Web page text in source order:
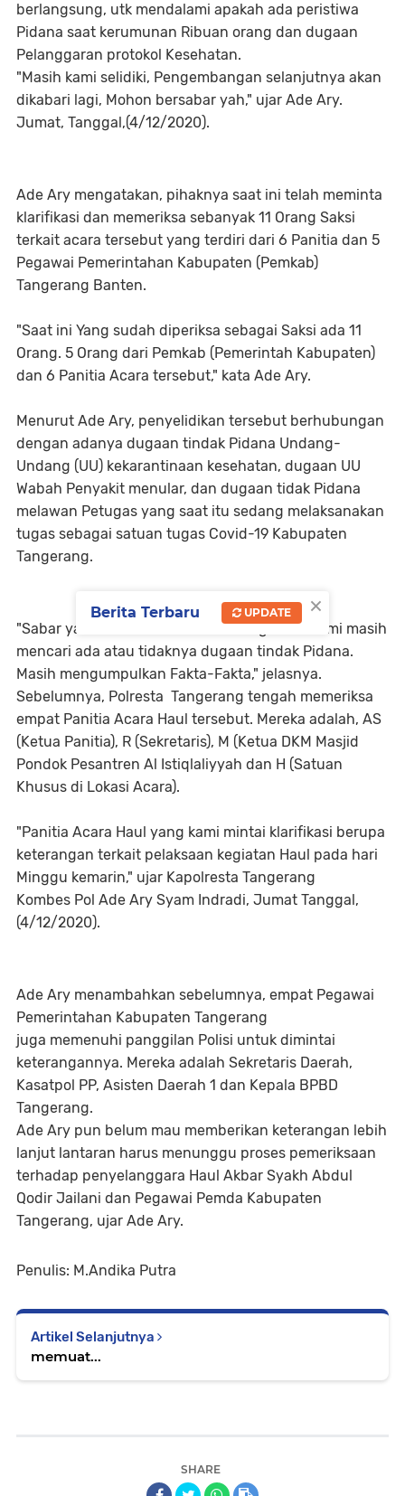
berlangsung, utk mendalami apakah ada peristiwa
Pidana saat kerumunan Ribuan orang dan dugaan
Pelanggaran protokol Kesehatan.
"Masih kami selidiki, Pengembangan selanjutnya akan
dikabari lagi, Mohon bersabar yah," ujar Ade Ary.
Jumat, Tanggal,(4/12/2020).
Ade Ary mengatakan, pihaknya saat ini telah meminta
klarifikasi dan memeriksa sebanyak 11 Orang Saksi
terkait acara tersebut yang terdiri dari 6 Panitia dan 5
Pegawai Pemerintahan Kabupaten (Pemkab)
Tangerang Banten.
"Saat ini Yang sudah diperiksa sebagai Saksi ada 11
Orang. 5 Orang dari Pemkab (Pemerintah Kabupaten)
dan 6 Panitia Acara tersebut," kata Ade Ary.
Menurut Ade Ary, penyelidikan tersebut berhubungan
dengan adanya dugaan tindak Pidana Undang-
Undang (UU) kekarantinaan kesehatan, dugaan UU
Wabah Penyakit menular, dan dugaan tidak Pidana
melawan Petugas yang saat itu sedang melaksanakan
tugas sebagai satuan tugas Covid-19 Kabupaten
Tangerang.
"Sabar yah, semua masih dalam rangkaian, kami masih
mencari ada atau tidaknya dugaan tindak Pidana.
Masih mengumpulkan Fakta-Fakta," jelasnya.
Sebelumnya, Polresta Tangerang tengah memeriksa
empat Panitia Acara Haul tersebut. Mereka adalah, AS
(Ketua Panitia), R (Sekretaris), M (Ketua DKM Masjid
Pondok Pesantren Al Istiqlaliyyah dan H (Satuan
Khusus di Lokasi Acara).
"Panitia Acara Haul yang kami mintai klarifikasi berupa
keterangan terkait pelaksaan kegiatan Haul pada hari
Minggu kemarin," ujar Kapolresta Tangerang
Kombes Pol Ade Ary Syam Indradi, Jumat Tanggal,
(4/12/2020).
Ade Ary menambahkan sebelumnya, empat Pegawai
Pemerintahan Kabupaten Tangerang
juga memenuhi panggilan Polisi untuk dimintai
keterangannya. Mereka adalah Sekretaris Daerah,
Kasatpol PP, Asisten Daerah 1 dan Kepala BPBD
Tangerang.
Ade Ary pun belum mau memberikan keterangan lebih
lanjut lantaran harus menunggu proses pemeriksaan
terhadap penyelanggara Haul Akbar Syakh Abdul
Qodir Jailani dan Pegawai Pemda Kabupaten
Tangerang, ujar Ade Ary.
Penulis: M.Andika Putra
Artikel Selanjutnya
memuat...
SHARE
×
Berita Terbaru UPDATE